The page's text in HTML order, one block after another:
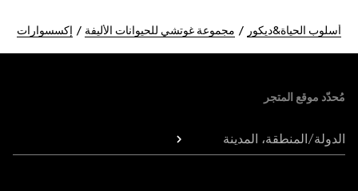
أسلوب الحياة&ديكور مجموعة غوتشي للحيوانات الأليفة إكسسوارات
مُحدّد موقع المتجر
الدولة/المنطقة، المدينة